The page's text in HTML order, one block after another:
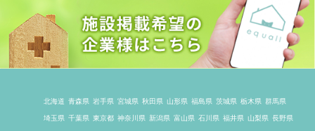
北海道 青森県 岩手県 宮城県 秋田県 山形県 福島県 茨城県 栃木県 群馬県
埼玉県 千葉県 東京都 神奈川県 新潟県 富山県 石川県 福井県 山梨県 長野県